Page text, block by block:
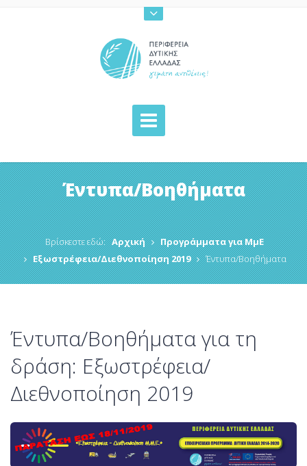
Έντυπα/Βοηθήματα
Βρίσκεστε εδώ: Αρχική
Προγράμματα για ΜμΕ
Εξωστρέφεια/Διεθνοποίηση 2019
Έντυπα/Βοηθήματα
Έντυπα/Βοηθήματα για τη
δράση: Εξωστρέφεια/
Διεθνοποίηση 2019